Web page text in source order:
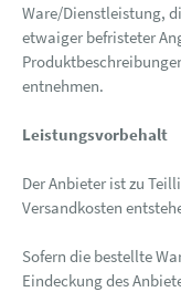
Ware/Dienstleistung,
etwaiger befristeter
entnehmen.
Leistungsvorbehalt
Der Anbieter ist zu
Versandkosten
Sofern die bestellte
Eindeckung des